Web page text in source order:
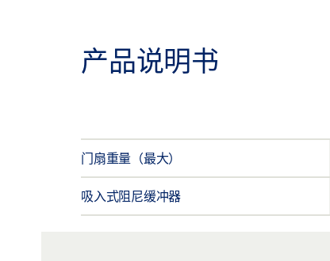
产品说明书
门扇重量（最大）
吸入式阻尼缓冲器